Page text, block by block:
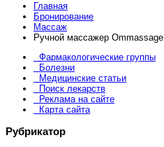
Главная
Бронирование
Массаж
Ручной массажер Ommassage
Фармакологические группы
Болезни
Медицинские статьи
Поиск лекарств
Реклама на сайте
Карта сайта
Рубрикатор